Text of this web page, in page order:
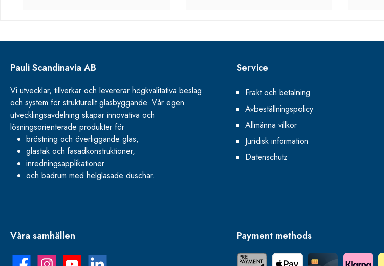
Pauli Scandinavia AB
Vi utvecklar, tillverkar och levererar högkvalitativa beslag
och system för strukturellt glasbyggande. Vår egen
utvecklingsavdelning skapar innovativa och
lösningsorienterade produkter för
bröstning och överliggande glas,
glastak och fasadkonstruktioner,
inredningsapplikationer
och badrum med helglasade duschar.
Service
Frakt och betalning
Avbeställningspolicy
Allmänna villkor
Juridisk information
Datenschutz
Våra samhällen Payment methods